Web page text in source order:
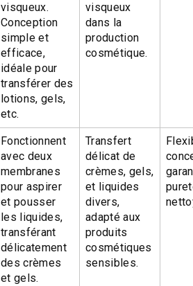
visqueux.
Conception
simple et
efficace,
idéale pour
transférer des
lotions, gels,
etc.
visqueux
dans la
production
cosmétique.
Fonctionnent
avec deux
membranes
pour aspirer
et pousser
les liquides,
transférant
délicatement
des crèmes
et gels.
Transfert
délicat de
crèmes, gels,
et liquides
divers,
adapté aux
produits
cosmétiques
sensibles.